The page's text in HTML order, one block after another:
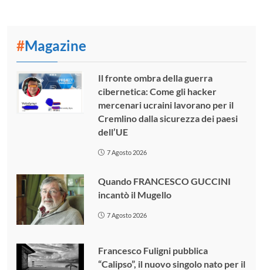
#Magazine
Il fronte ombra della guerra
cibernetica: Come gli hacker
mercenari ucraini lavorano per il
Cremlino dalla sicurezza dei paesi
dell’UE
7 Agosto 2026
Quando FRANCESCO GUCCINI
incantò il Mugello
7 Agosto 2026
Francesco Fuligni pubblica
“Calipso”, il nuovo singolo nato per il